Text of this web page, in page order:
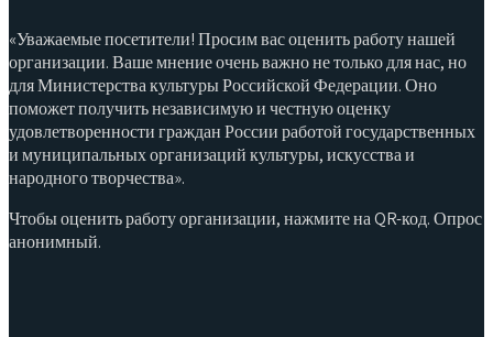
«Уважаемые посетители! Просим вас оценить работу нашей
организации. Ваше мнение очень важно не только для нас, но
для Министерства культуры Российской Федерации. Оно
поможет получить независимую и честную оценку
удовлетворенности граждан России работой государственных
и муниципальных организаций культуры, искусства и
народного творчества».
Чтобы оценить работу организации, нажмите на QR-код. Опрос
анонимный.